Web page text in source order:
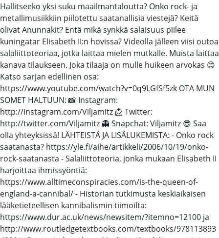
Hallitseeko yksi suku maailmantaloutta? Onko rock- ja
metallimusiikkiin piilotettu saatanallisia viestejä? Keitä
olivat Anunnakit? Entä mikä synkkä salaisuus piilee
kuningatar Elisabeth II:n hovissa? Videolla jälleen viisi outoa
salaliittoteoriaa, jotka laittaa mielen mutkalle. Muista laittaa
kanava tilaukseen. Joka tilaaja on mulle huikeen arvokas 😊
Katso sarjan edellinen osa:
https://www.youtube.com/watch?v=0q9LGfSf5zk OTA MUN
SOMET HALTUUN: 📸 Instagram:
http://instagram.com/Viljamitz 📩 Twitter:
http://twitter.com/Viljamitz 👻 Snapchat: Viljamitz 😎 Saa
olla yhteyksissä! LÄHTEISTÄ JA LISÄLUKEMISTA: - Onko rock
saatanasta? https://yle.fi/aihe/artikkeli/2006/10/19/onko-
rock-saatanasta - Salaliittoteoria, jonka mukaan Elisabeth II
harjoittaa ihmissyöntiä:
https://www.alltimeconspiracies.com/is-the-queen-of-
england-a-cannibal/ - Historian tutkimusta keskiaikaisen
lääketieteellisen kannibalismin tiimoilta:
https://www.dur.ac.uk/news/newsitem/?itemno=12100 ja
http://www.routledgetextbooks.com/textbooks/978113893